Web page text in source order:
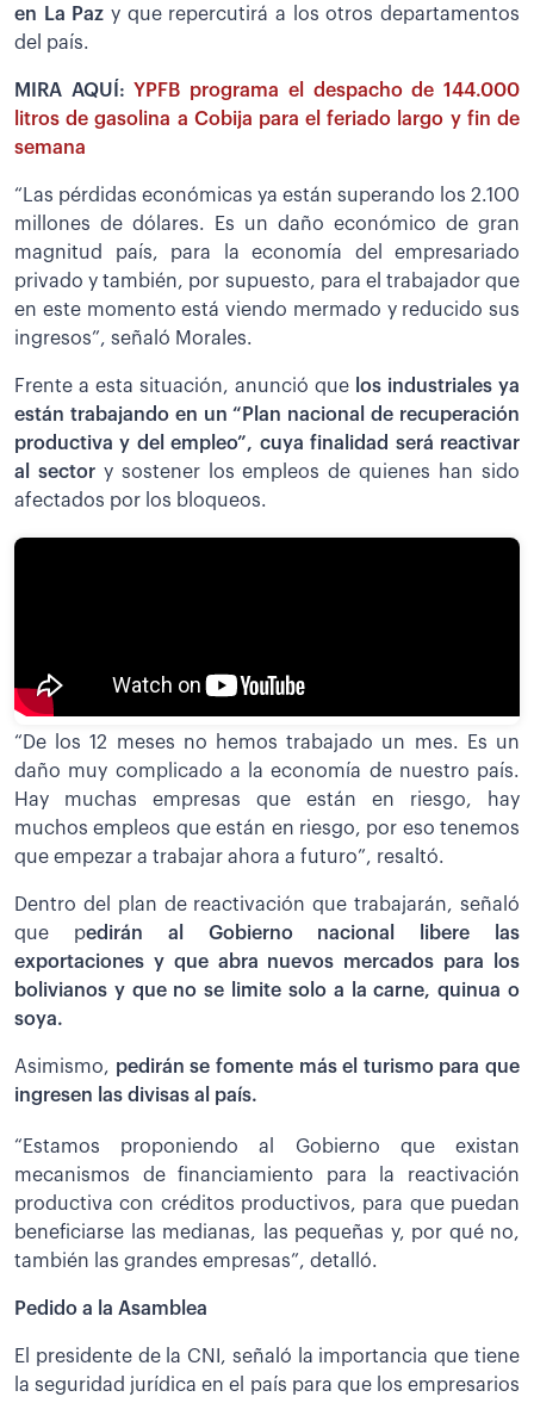
en La Paz y que repercutirá a los otros departamentos
del país.
MIRA AQUÍ:YPFB programa el despacho de 144.000
litros de gasolina a Cobija para el feriado largo y fin de
semana
“Las pérdidas económicas ya están superando los 2.100
millones de dólares. Es un daño económico de gran
magnitud país, para la economía del empresariado
privado y también, por supuesto, para el trabajador que
en este momento está viendo mermado y reducido sus
ingresos”, señaló Morales.
Frente a esta situación, anunció que los industriales ya
están trabajando en un “Plan nacional de recuperación
productiva y del empleo”, cuya finalidad será reactivar
al sector y sostener los empleos de quienes han sido
afectados por los bloqueos.
“De los 12 meses no hemos trabajado un mes. Es un
daño muy complicado a la economía de nuestro país.
Hay muchas empresas que están en riesgo, hay
muchos empleos que están en riesgo, por eso tenemos
que empezar a trabajar ahora a futuro”, resaltó.
Dentro del plan de reactivación que trabajarán, señaló
que pedirán al Gobierno nacional libere las
exportaciones y que abra nuevos mercados para los
bolivianos y que no se limite solo a la carne, quinua o
soya.
Asimismo, pedirán se fomente más el turismo para que
ingresen las divisas al país.
“Estamos proponiendo al Gobierno que existan
mecanismos de financiamiento para la reactivación
productiva con créditos productivos, para que puedan
beneficiarse las medianas, las pequeñas y, por qué no,
también las grandes empresas”, detalló.
Pedido a la Asamblea
El presidente de la CNI, señaló la importancia que tiene
la seguridad jurídica en el país para que los empresarios